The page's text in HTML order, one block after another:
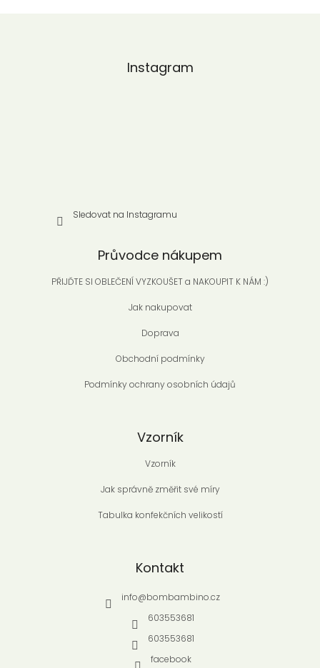
Instagram
Sledovat na Instagramu
Průvodce nákupem
PŘIJĎTE SI OBLEČENÍ VYZKOUŠET a NAKOUPIT K NÁM :)
Jak nakupovat
Doprava
Obchodní podmínky
Podmínky ochrany osobních údajů
Vzorník
Vzorník
Jak správně změřit své míry
Tabulka konfekčních velikostí
Kontakt
info@bombambino.cz
603553681
603553681
facebook